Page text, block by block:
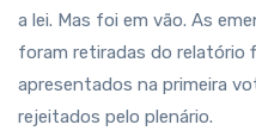
a lei. Mas foi em vão. As
foram retiradas do relatório
apresentados na primeira
rejeitados pelo plenário.